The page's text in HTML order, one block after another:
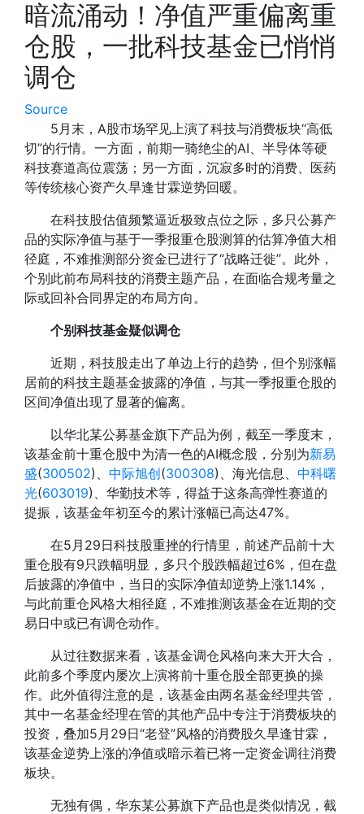
暗流涌动！净值严重偏离重
仓股，一批科技基金已悄悄
调仓
Source
5月末，A股市场罕见上演了科技与消费板块“高低
切”的行情。一方面，前期一骑绝尘的AI、半导体等硬
科技赛道高位震荡；另一方面，沉寂多时的消费、医药
等传统核心资产久旱逢甘霖逆势回暖。
在科技股估值频繁逼近极致点位之际，多只公募产
品的实际净值与基于一季报重仓股测算的估算净值大相
径庭，不难推测部分资金已进行了“战略迁徙”。此外，
个别此前布局科技的消费主题产品，在面临合规考量之
际或回补合同界定的布局方向。
个别科技基金疑似调仓
近期，科技股走出了单边上行的趋势，但个别涨幅
居前的科技主题基金披露的净值，与其一季报重仓股的
区间净值出现了显著的偏离。
以华北某公募基金旗下产品为例，截至一季度末，
该基金前十重仓股中为清一色的AI概念股，分别为新易
盛(300502)、 中际旭创(300308)、海光信息、 中科曙
光(603019)、华勤技术等，得益于这条高弹性赛道的
提振，该基金年初至今的累计涨幅已高达47%。
在5月29日科技股重挫的行情里，前述产品前十大
重仓股有9只跌幅明显，多只个股跌幅超过6%，但在盘
后披露的净值中，当日的实际净值却逆势上涨1.14%，
与此前重仓风格大相径庭，不难推测该基金在近期的交
易日中或已有调仓动作。
从过往数据来看，该基金调仓风格向来大开大合，
此前多个季度内屡次上演将前十重仓股全部更换的操
作。此外值得注意的是，该基金由两名基金经理共管，
其中一名基金经理在管的其他产品中专注于消费板块的
投资，叠加5月29日“老登”风格的消费股久旱逢甘霖，
该基金逆势上涨的净值或暗示着已将一定资金调往消费
板块。
无独有偶，华东某公募旗下产品也是类似情况，截